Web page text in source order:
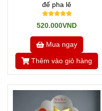
đế pha lê
520.000VND
Mua ngay
Thêm vào giỏ hàng